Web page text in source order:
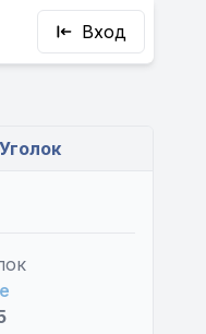
Вход